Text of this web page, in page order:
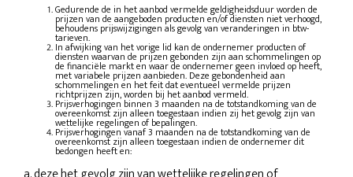
Gedurende de in het aanbod vermelde geldigheidsduur worden de
prijzen van de aangeboden producten en/of diensten niet verhoogd,
behoudens prijswijzigingen als gevolg van veranderingen in btw-
tarieven.
In afwijking van het vorige lid kan de ondernemer producten of
diensten waarvan de prijzen gebonden zijn aan schommelingen op
de financiële markt en waar de ondernemer geen invloed op heeft,
met variabele prijzen aanbieden. Deze gebondenheid aan
schommelingen en het feit dat eventueel vermelde prijzen
richtprijzen zijn, worden bij het aanbod vermeld.
Prijsverhogingen binnen 3 maanden na de totstandkoming van de
overeenkomst zijn alleen toegestaan indien zij het gevolg zijn van
wettelijke regelingen of bepalingen.
Prijsverhogingen vanaf 3 maanden na de totstandkoming van de
overeenkomst zijn alleen toegestaan indien de ondernemer dit
bedongen heeft en: